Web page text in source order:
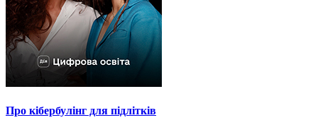
Про кібербулінг для підлітків